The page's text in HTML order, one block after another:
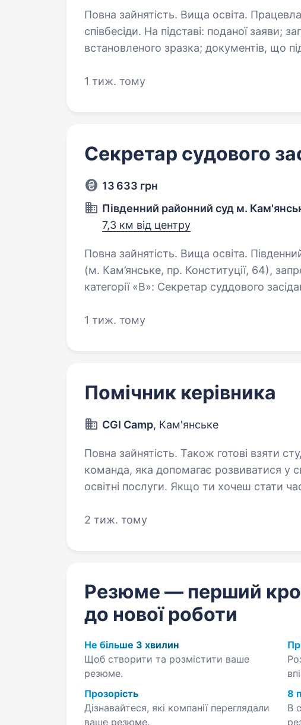
Повна зайнятість. Вища освіта. Працевлаштування за результатами
співбесіди. На підставі: поданої заяви; заповненої особової картки
встановленого зразка; документів, що підтверджують наявність
1 тиж. тому
Секретар судового
13 633 грн
Південний районний суд м.
7,3 км від центру
Повна зайнятість. Вища освіта. Південний районний суд міста Кам’янського
(м. Кам’янське, пр. Конституції, 64),
категорії «В»: Секретар суддового
1 тиж. тому
Помічник керівника
CGI Camp, Кам'янське
Повна зайнятість. Також готові взяти студента. Привіт! Ми —
команда, яка допомагає розвиватися у
освітні послуги. Якщо ти хочеш стати
2 тиж. тому
Резюме — перший
до нової роботи
Не більше 3 хвилин
Щоб створити та розмістити ваше
резюме.
Прозорість
Дізнавайтеся, які компанії переглядали
ваше резюме.
8
В